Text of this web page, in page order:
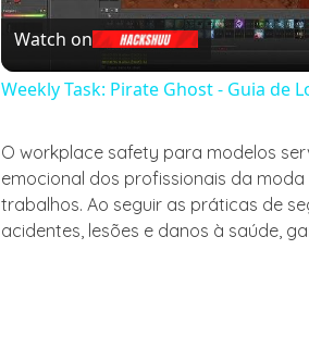
Watch on
Weekly Task: Pirate Ghost - Guia de
O workplace safety para modelos
emocional dos profissionais da
trabalhos. Ao seguir as práticas de
acidentes, lesões e danos à saúde,